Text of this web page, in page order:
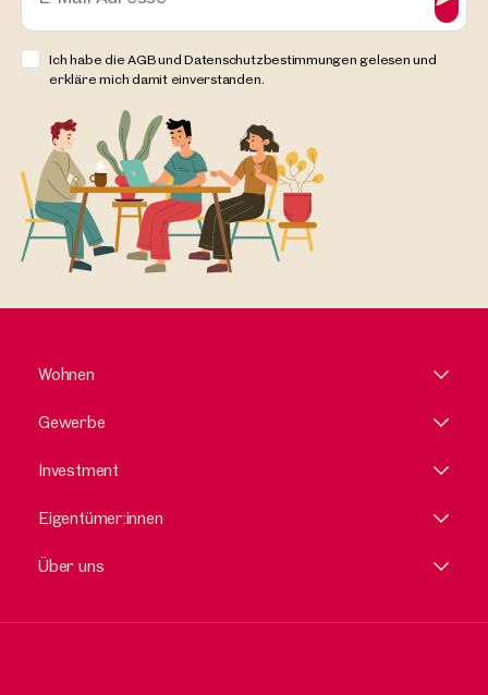
Ich habe die AGB und Datenschutzbestimmungen gelesen und
erkläre mich damit einverstanden.
Wohnen
Gewerbe
Investment
Eigentümer:innen
Über uns